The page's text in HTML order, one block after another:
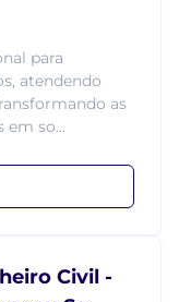
para
atendendo
as
em so...
Civil -